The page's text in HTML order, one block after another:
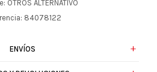
OTROS ALTERNATIVO
84078122
ENVÍOS